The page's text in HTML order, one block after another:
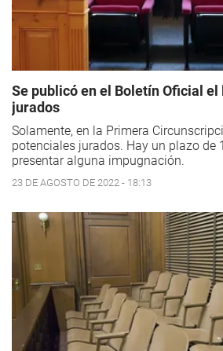
Se publicó en el Boletín Oficial
jurados
Solamente, en la Primera
potenciales jurados. Hay un plazo de
presentar alguna impugnación.
23 DE AGOSTO DE 2022 - 18:13